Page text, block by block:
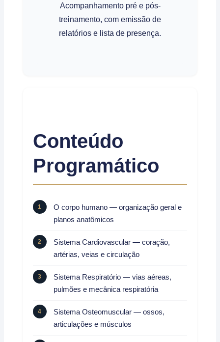
Acompanhamento pré e pós-
treinamento, com emissão de
relatórios e lista de presença.
Conteúdo
Programático
O corpo humano — organização geral e
planos anatômicos
Sistema Cardiovascular — coração,
artérias, veias e circulação
Sistema Respiratório — vias aéreas,
pulmões e mecânica respiratória
Sistema Osteomuscular — ossos,
articulações e músculos